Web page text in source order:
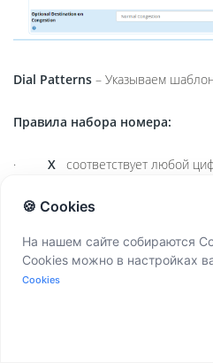
Dial Patterns – Указываем
Правила набора номера:
· X соответствует любой
·Zсоответствует любой
·Nсоответствует любой
🍪 Cookies
На нашем сайте собираются
Cookies можно в настройках
Cookies